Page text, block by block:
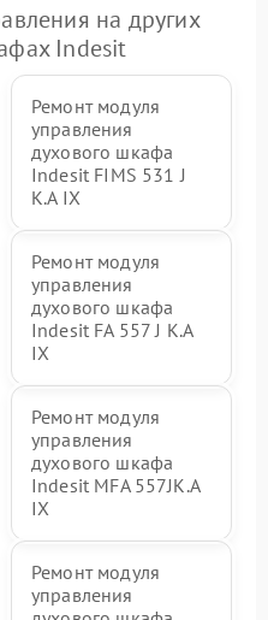
на других
Indesit
Ремонт модуля
управления
духового шкафа
Indesit FIMS 531 J
K.A IX
Ремонт модуля
управления
духового шкафа
Indesit FA 557 J K.A
IX
Ремонт модуля
управления
духового шкафа
Indesit MFA 557JK.A
IX
Ремонт модуля
управления